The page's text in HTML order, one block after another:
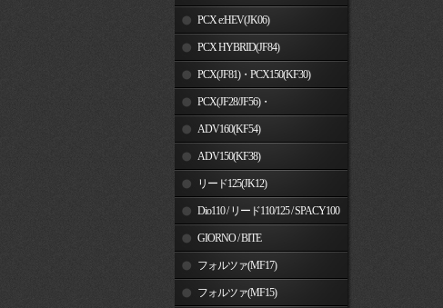
PCX e:HEV(JK06)
PCX HYBRID(JF84)
PCX(JF81)・PCX150(KF30)
PCX(JF28/JF56)・
PCX150(KF12/KF18)
ADV160(KF54)
ADV150(KF38)
リード125(JK12)
Dio110 / リード110/125 / SPACY100
GIORNO / BITE
フォルツァ(MF17)
フォルツァ(MF15)